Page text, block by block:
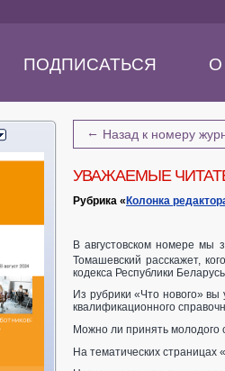
ПОДПИСАТЬСЯ О
← Назад к номеру
УВАЖАЕМЫЕ
Рубрика « Колонка
В августовском номере мы
Томашевский расскажет,
кодекса Республики Беларусь.
Из рубрики «Что нового»
квалификационного
Можно ли принять молодого
На тематических страницах